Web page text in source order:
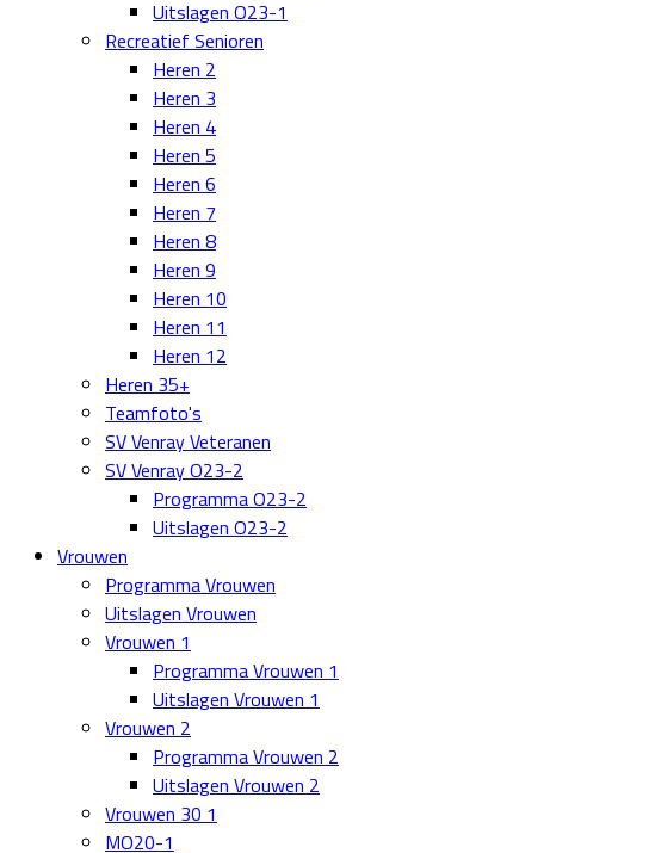
Uitslagen O23-1
Recreatief Senioren
Heren 2
Heren 3
Heren 4
Heren 5
Heren 6
Heren 7
Heren 8
Heren 9
Heren 10
Heren 11
Heren 12
Heren 35+
Teamfoto's
SV Venray Veteranen
SV Venray O23-2
Programma O23-2
Uitslagen O23-2
Vrouwen
Programma Vrouwen
Uitslagen Vrouwen
Vrouwen 1
Programma Vrouwen 1
Uitslagen Vrouwen 1
Vrouwen 2
Programma Vrouwen 2
Uitslagen Vrouwen 2
Vrouwen 30 1
MO20-1